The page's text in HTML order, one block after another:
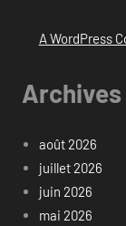
A WordPress
Archives
août 2026
juillet 2026
juin 2026
mai 2026